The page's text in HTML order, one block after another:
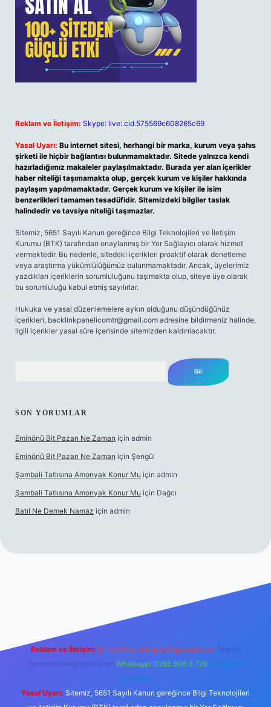
Reklam ve İletişim: Skype: live:.cid.575569c608265c69
Yasal Uyarı: Bu internet sitesi, herhangi bir marka, kurum veya şahıs
şirketi ile hiçbir bağlantısı bulunmamaktadır. Sitede yalnızca kendi
hazırladığımız makaleler paylaşılmaktadır. Burada yer alan içerikler
haber niteliği taşımamakta olup, gerçek kurum ve kişiler hakkında
paylaşım yapılmamaktadır. Gerçek kurum ve kişiler ile isim
benzerlikleri tamamen tesadüfidir. Sitemizdeki bilgiler taslak
halindedir ve tavsiye niteliği taşımazlar.
Sitemiz, 5651 Sayılı Kanun gereğince Bilgi Teknolojileri ve İletişim
Kurumu (BTK) tarafından onaylanmış bir Yer Sağlayıcı olarak hizmet
vermektedir. Bu nedenle, sitedeki içerikleri proaktif olarak denetleme
veya araştırma yükümlülüğümüz bulunmamaktadır. Ancak, üyelerimiz
yazdıkları içeriklerin sorumluluğunu taşımakta olup, siteye üye olarak
bu sorumluluğu kabul etmiş sayılırlar.
Hukuka ve yasal düzenlemelere aykırı olduğunu düşündüğünüz
içerikleri, backlinkpanelicomtr@gmail.com adresine bildirmeniz halinde,
ilgili içerikler yasal süre içerisinde sitemizden kaldırılacaktır.
SON YORUMLAR
Eminönü Bit Pazarı Ne Zaman için admin
Eminönü Bit Pazarı Ne Zaman için Şengül
Şambali Tatlısına Amonyak Konur Mu için admin
Şambali Tatlısına Amonyak Konur Mu için Dağcı
Batıl Ne Demek Namaz için admin
Reklam ve İletişim: E-mail: backlinkpaneli@gmail.com Teams:
forumhizmeti@gmail.com Whatsapp: 0262 606 0 726 Telegram:
@karabul
Yasal Uyarı: Sitemiz, 5651 Sayılı Kanun gereğince Bilgi Teknolojileri